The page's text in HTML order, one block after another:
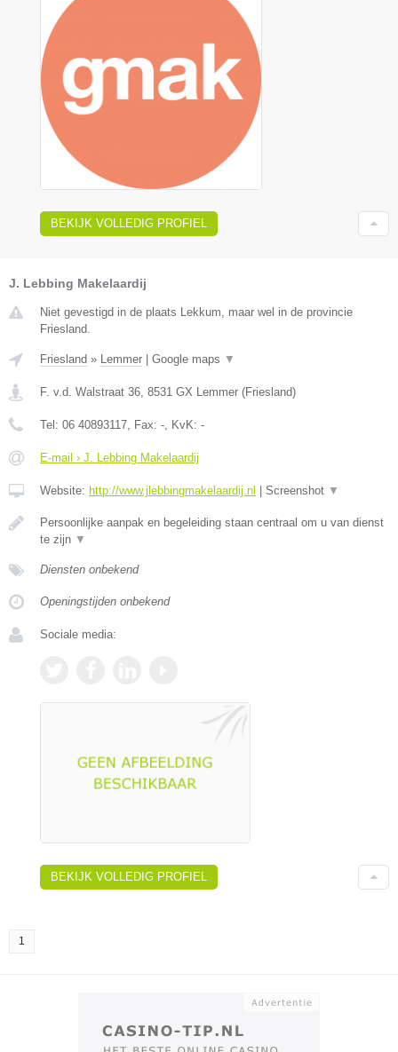
BEKIJK VOLLEDIG PROFIEL
J. Lebbing Makelaardij
Niet gevestigd in de plaats Lekkum, maar wel in de provincie
Friesland.
Friesland » Lemmer Google maps ▼
F. v.d. Walstraat 36 8531 GX Lemmer (Friesland)
Tel: 06 40893117 , Fax: - , KvK: -
E-mail › J. Lebbing Makelaardij
Website: http://www.jlebbingmakelaardij.nl Screenshot ▼
Persoonlijke aanpak en begeleiding staan centraal om u van dienst
te zijn ▼
Diensten onbekend
Openingstijden onbekend
Sociale media:
BEKIJK VOLLEDIG PROFIEL
1